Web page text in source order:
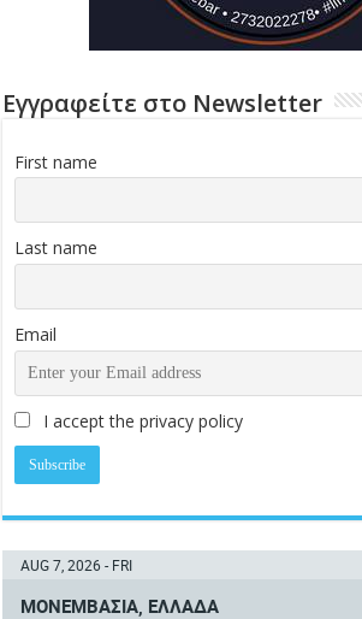
Εγγραφείτε στο Newsletter
First name
Last name
Email
I accept the privacy policy
AUG 7, 2026 - FRI
ΜΟΝΕΜΒΑΣΙΆ, ΕΛΛΆΔΑ